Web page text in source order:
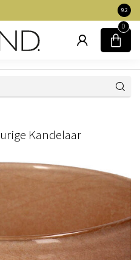
9.2
0
Kandelaar